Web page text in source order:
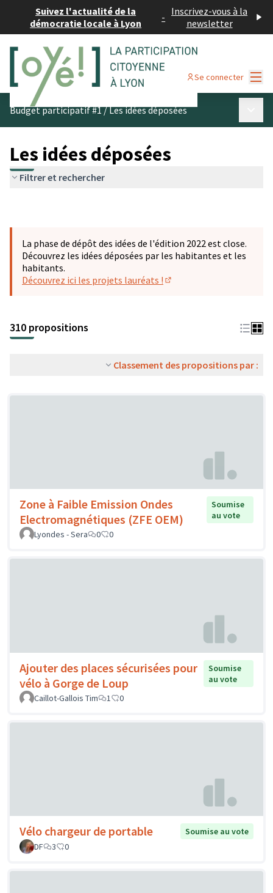
Suivez l'actualité de la
démocratie locale à Lyon
- Inscrivez-vous à la
newsletter
Se connecter
Budget participatif #1/Les idées déposées
Les idées déposées
Filtrer et rechercher
La phase de dépôt des idées de l'édition 2022 est close.
Découvrez les idées déposées par les habitantes et les
habitants.
Découvrez ici les projets lauréats !
310 propositions
Classement des propositions par :
Zone à Faible Emission Ondes
Electromagnétiques (ZFE OEM)
Soumise
au vote
Lyondes - Sera
0 0
Ajouter des places sécurisées pour
vélo à Gorge de Loup
Soumise
au vote
Caillot-Gallois Tim
1 0
Vélo chargeur de portable
Soumise au vote
DF
3 0